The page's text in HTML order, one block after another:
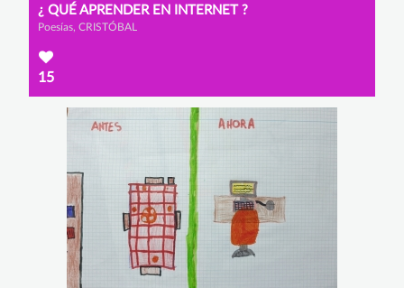
¿ QUÉ APRENDER EN INTERNET ?
Poesías, CRISTÓBAL
15